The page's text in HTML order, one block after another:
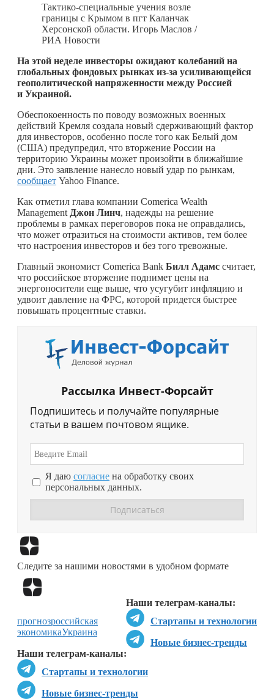
Тактико-специальные учения возле
границы с Крымом в пгт Кaлaнчaк
Херсонской области. Игорь Маслов /
РИА Новости
На этой неделе инвесторы ожидают колебаний на
глобальных фондовых рынках из-за усиливающейся
геополитической напряженности между Россией
и Украиной.
Обеспокоенность по поводу возможных военных
действий Кремля создала новый сдерживающий фактор
для инвесторов, особенно после того как Белый дом
(США) предупредил, что вторжение России на
территорию Украины может произойти в ближайшие
дни. Это заявление нанесло новый удар по рынкам,
сообщает Yahoo Finance.
Как отметил глава компании Comerica Wealth
Management Джон Линч, надежды на решение
проблемы в рамках переговоров пока не оправдались,
что может отразиться на стоимости активов, тем более
что настроения инвесторов и без того тревожные.
Главный экономист Comerica Bank Билл Адамс считает,
что российское вторжение поднимет цены на
энергоносители еще выше, что усугубит инфляцию и
удвоит давление на ФРС, которой придется быстрее
повышать процентные ставки.
Рассылка Инвест-Форсайт
Подпишитесь и получайте популярные
статьи в вашем почтовом ящике.
Я даю согласие на обработку своих
персональных данных.
Следите за нашими новостями в удобном формате
Наши телеграм-каналы:
Стартапы и технологии
Новые бизнес-тренды
Наши телеграм-каналы:
Стартапы и технологии
Новые бизнес-тренды
прогнозроссийская
экономикаУкраина